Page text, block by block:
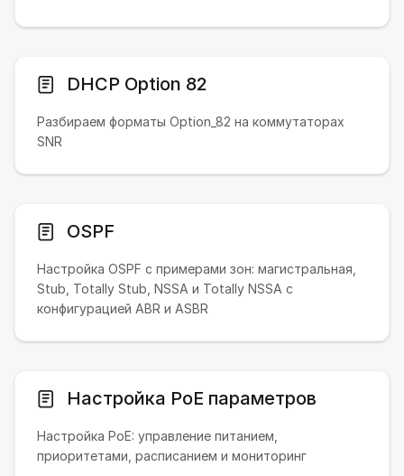
DHCP Option 82
Разбираем форматы Option_82 на коммутаторах
SNR
OSPF
Настройка OSPF с примерами зон: магистральная,
Stub, Totally Stub, NSSA и Totally NSSA с
конфигурацией ABR и ASBR
Настройка PoE параметров
Настройка PoE: управление питанием,
приоритетами, расписанием и мониторинг